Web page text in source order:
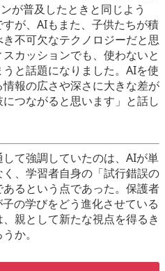
が普及したときと同じよう
が、AIもまた、子供たちが積
不可欠なテクノロジーだと思
カッションでも、使わないと
と話題になりました。AIを使
報の広さや深さに大きな差が
つながると思います」と話し
て強調していたのは、AIが単
、学習者自身の「試行錯誤の
るという点であった。保護者
の学びをどう進化させている
親として新たな視点を得るき
か。